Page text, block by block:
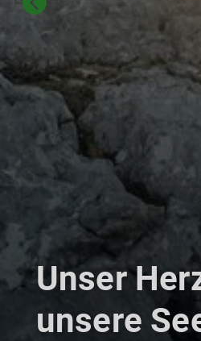
Unser
unsere
© Marmota